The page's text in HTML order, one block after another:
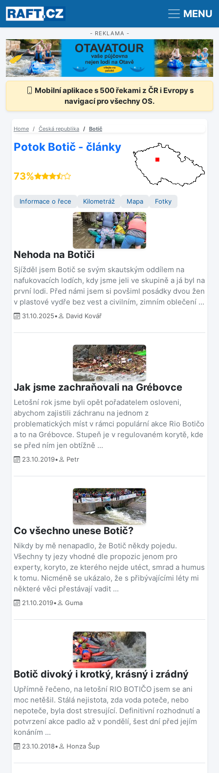
Registrace Přihlášení MENU
- REKLAMA -
Mobilní aplikace s 500 řekami z ČR i Evropy s
navigací pro všechny OS.
Home Česká republika Botič
Potok Botič - články
73%
Informace o řece Kilometráž Mapa Fotky
Nehoda na Botiči
Sjížděl jsem Botič se svým skautským oddílem na
nafukovacích lodích, kdy jsme jeli ve skupině a já byl na
první lodi. Před námi jsem si povšiml posádky dvou žen
v plastové vydře bez vest a civilním, zimním oblečení ...
31.10.2025• David Kovář
Jak jsme zachraňovali na Grébovce
Letošní rok jsme byli opět pořadatelem osloveni,
abychom zajistili záchranu na jednom z
problematických míst v rámci populární akce Rio Botičo
a to na Grébovce. Stupeň je v regulovaném korytě, kde
se před ním jen obtížně ...
23.10.2019• Petr
Co všechno unese Botič?
Nikdy by mě nenapadlo, že Botič někdy pojedu.
Všechny ty jezy vhodné dle propozic jenom pro
experty, koryto, ze kterého nejde utéct, smrad a humus
k tomu. Nicméně se ukázalo, že s přibývajícími léty mi
některé věci přestávají vadit ...
21.10.2019• Guma
Botič divoký i krotký, krásný i zrádný
Upřímně řečeno, na letošní RIO BOTIČO jsem se ani
moc netěšil. Stálá nejistota, zda voda poteče, nebo
nepoteče, byla dost stresující. Definitivní rozhodnutí a
potvrzení akce padlo až v pondělí, šest dní před jejím
konáním ...
23.10.2018• Honza Šup